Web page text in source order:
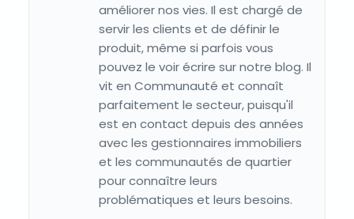
améliorer nos vies. Il est chargé de
servir les clients et de définir le
produit, même si parfois vous
pouvez le voir écrire sur notre blog. Il
vit en Communauté et connaît
parfaitement le secteur, puisqu'il
est en contact depuis des années
avec les gestionnaires immobiliers
et les communautés de quartier
pour connaître leurs
problématiques et leurs besoins.